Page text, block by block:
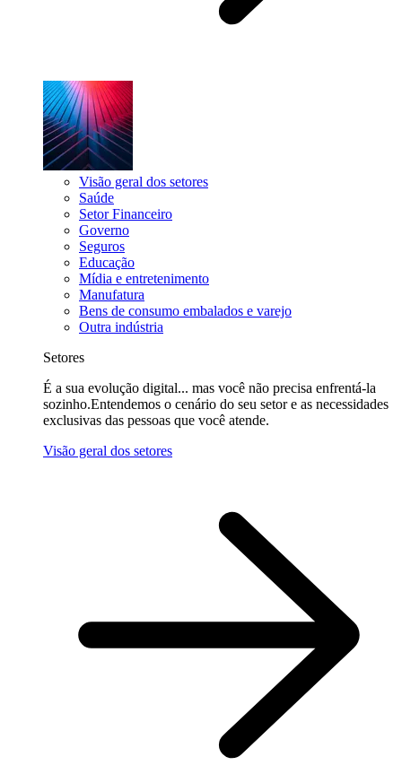
Visão geral dos setores
Saúde
Setor Financeiro
Governo
Seguros
Educação
Mídia e entretenimento
Manufatura
Bens de consumo embalados e varejo
Outra indústria
Setores
É a sua evolução digital... mas você não precisa enfrentá-la
sozinho.Entendemos o cenário do seu setor e as necessidades
exclusivas das pessoas que você atende.
Visão geral dos setores